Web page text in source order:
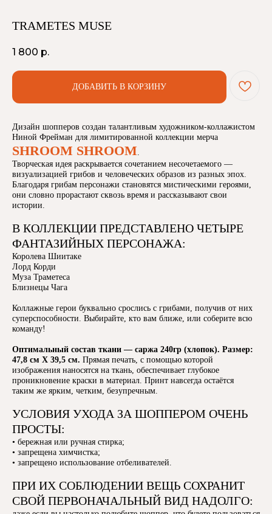
TRAMETES MUSE
1 800 р.
ДОБАВИТЬ В КОРЗИНУ
Дизайн шопперов создан талантливым художником-коллажистом
Ниной Фрейман для лимитированной коллекции мерча
SHROOM SHROOM
Творческая идея раскрывается сочетанием несочетаемого —
визуализацией грибов и человеческих образов из разных эпох.
Благодаря грибам персонажи становятся мистическими героями,
они словно прорастают сквозь время и рассказывают свои
истории.
В КОЛЛЕКЦИИ ПРЕДСТАВЛЕНО ЧЕТЫРЕ
ФАНТАЗИЙНЫХ ПЕРСОНАЖА:
Королева Шиитаке
Лорд Корди
Муза Траметеса
Близнецы Чага
Коллажные герои буквально срослись с грибами, получив от них
суперспособности. Выбирайте, кто вам ближе, или соберите всю
команду!
Оптимальный состав ткани — саржа 240гр (хлопок). Размер:
47,8 см Х 39,5 см. Прямая печать, с помощью которой
изображения наносятся на ткань, обеспечивает глубокое
проникновение краски в материал. Принт навсегда остаётся
таким же ярким, четким, безупречным.
УСЛОВИЯ УХОДА ЗА ШОППЕРОМ ОЧЕНЬ
ПРОСТЫ:
• бережная или ручная стирка;
• запрещена химчистка;
• запрещено использование отбеливателей.
ПРИ ИХ СОБЛЮДЕНИИ ВЕЩЬ СОХРАНИТ
СВОЙ ПЕРВОНАЧАЛЬНЫЙ ВИД НАДОЛГО: